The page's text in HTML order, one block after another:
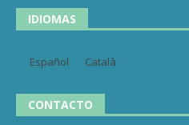
IDIOMAS
Español Català
CONTACTO